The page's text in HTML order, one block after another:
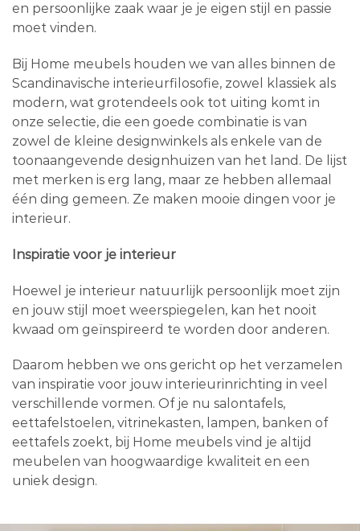
en persoonlijke zaak waar je je eigen stijl en passie
moet vinden.
Bij Home meubels houden we van alles binnen de
Scandinavische interieurfilosofie, zowel klassiek als
modern, wat grotendeels ook tot uiting komt in
onze selectie, die een goede combinatie is van
zowel de kleine designwinkels als enkele van de
toonaangevende designhuizen van het land. De lijst
met merken is erg lang, maar ze hebben allemaal
één ding gemeen. Ze maken mooie dingen voor je
interieur.
Inspiratie voor je interieur
Hoewel je interieur natuurlijk persoonlijk moet zijn
en jouw stijl moet weerspiegelen, kan het nooit
kwaad om geïnspireerd te worden door anderen.
Daarom hebben we ons gericht op het verzamelen
van inspiratie voor jouw interieurinrichting in veel
verschillende vormen. Of je nu salontafels,
eettafelstoelen, vitrinekasten, lampen, banken of
eettafels zoekt, bij Home meubels vind je altijd
meubelen van hoogwaardige kwaliteit en een
uniek design.